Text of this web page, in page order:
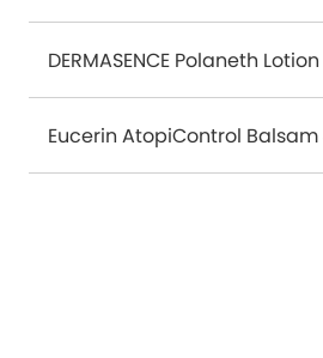
DERMASENCE Polaneth
Eucerin AtopiControl